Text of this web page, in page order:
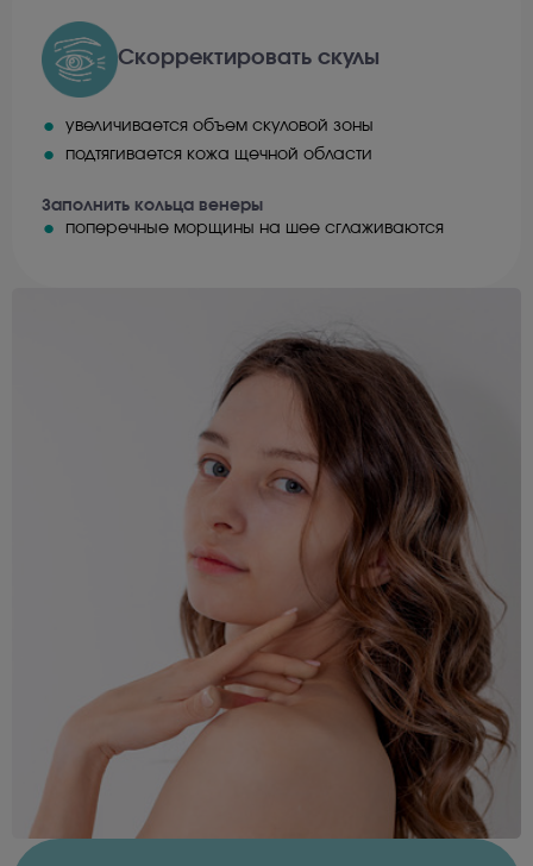
Скорректировать скулы
увеличивается объем скуловой зоны
подтягивается кожа щечной области
Заполнить кольца венеры
поперечные морщины на шее сглаживаются